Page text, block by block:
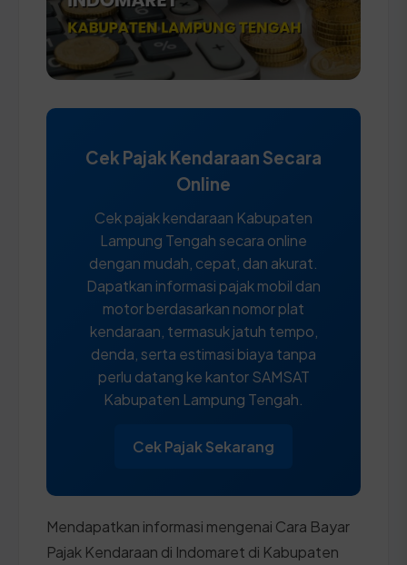
Cek Pajak Kendaraan Secara
Online
Cek pajak kendaraan Kabupaten
Lampung Tengah secara online
dengan mudah, cepat, dan akurat.
Dapatkan informasi pajak mobil dan
motor berdasarkan nomor plat
kendaraan, termasuk jatuh tempo,
denda, serta estimasi biaya tanpa
perlu datang ke kantor SAMSAT
Kabupaten Lampung Tengah.
Cek Pajak Sekarang
Mendapatkan informasi mengenai Cara Bayar
Pajak Kendaraan di Indomaret di Kabupaten